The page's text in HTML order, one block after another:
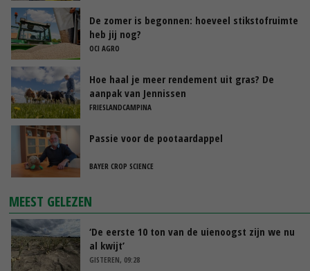
De zomer is begonnen: hoeveel stikstofruimte
heb jij nog?
OCI AGRO
Hoe haal je meer rendement uit gras? De
aanpak van Jennissen
FRIESLANDCAMPINA
Passie voor de pootaardappel
BAYER CROP SCIENCE
MEEST GELEZEN
‘De eerste 10 ton van de uienoogst zijn we nu
al kwijt’
GISTEREN, 09:28